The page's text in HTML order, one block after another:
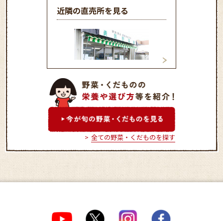
近隣の直売所を見る
勇気野菜館
ファーマーズガ
ちだ
全ての野菜・くだものを探す